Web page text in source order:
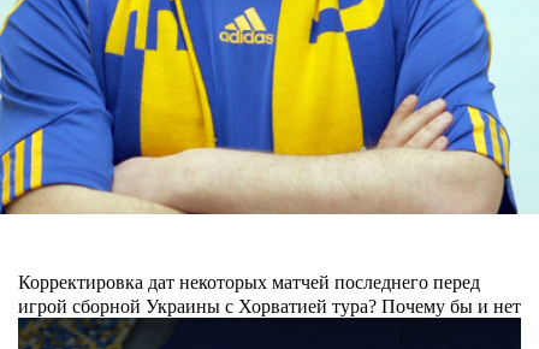
Корректировка дат некоторых матчей последнего перед
игрой сборной Украины с Хорватией тура? Почему бы и нет